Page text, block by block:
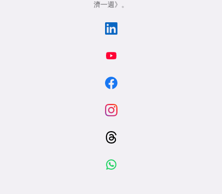
濟一週》
。